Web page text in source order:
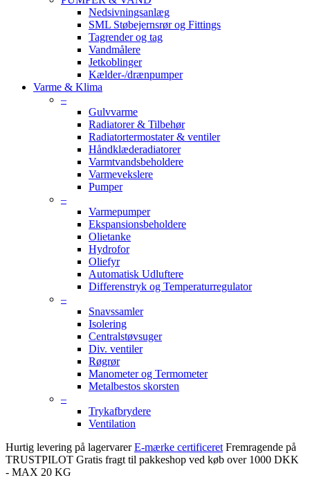
Nedsivningsanlæg
SML Støbejernsrør og Fittings
Tagrender og tag
Vandmålere
Jetkoblinger
Kælder-/drænpumper
Varme & Klima
–
Gulvvarme
Radiatorer & Tilbehør
Radiatortermostater & ventiler
Håndklæderadiatorer
Varmtvandsbeholdere
Varmevekslere
Pumper
–
Varmepumper
Ekspansionsbeholdere
Olietanke
Hydrofor
Oliefyr
Automatisk Udluftere
Differenstryk og Temperaturregulator
–
Snavssamler
Isolering
Centralstøvsuger
Div. ventiler
Røgrør
Manometer og Termometer
Metalbestos skorsten
–
Trykafbrydere
Ventilation
Hurtig levering på lagervarer E-mærke certificeret Fremragende på
TRUSTPILOT Gratis fragt til pakkeshop ved køb over 1000 DKK
- MAX 20 KG